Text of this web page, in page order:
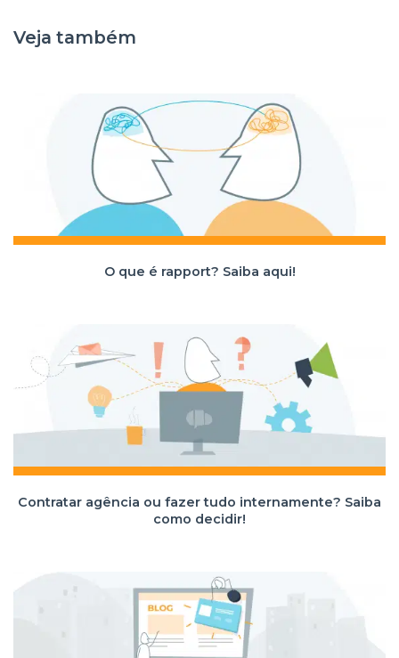
Veja também
O que é rapport? Saiba aqui!
Contratar agência ou fazer tudo internamente? Saiba
como decidir!